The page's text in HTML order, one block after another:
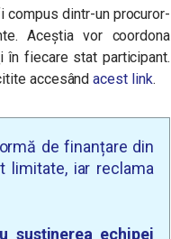
compus dintr-un procuror-
Aceştia vor coordona
în fiecare stat participant.
accesândacest link.
de finanțare din
limitate, iar reclama
susținerea echipei